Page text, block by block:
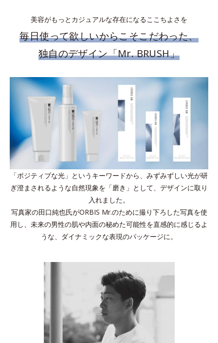
美容がもっとカジュアルな存在になるここちよさを
毎日使って欲しいからこそこだわった、
独自のデザイン「Mr. BRUSH」
「ポジティブな光」というキーワードから、みずみずしい光が研
ぎ澄まされるような自然現象を「磨き」として、デザインに取り
入れました。
写真家の田口純也氏がORBIS Mr.のために撮り下ろした写真を使
用し、未来の男性の肌や内面の秘めた可能性を直感的に感じるよ
うな、ダイナミックな表現のパッケージに。